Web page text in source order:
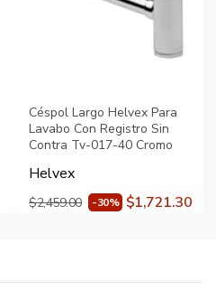
Céspol Largo Helvex Para
Lavabo Con Registro Sin
Contra Tv-017-40 Cromo
Helvex
$2,459.00 -30% $1,721.30